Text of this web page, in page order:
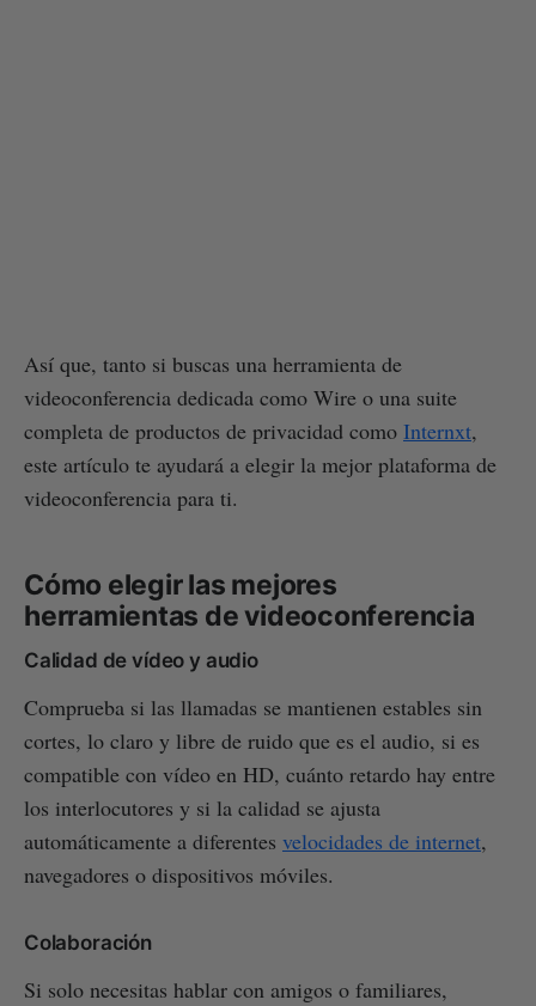
Así que, tanto si buscas una herramienta de
videoconferencia dedicada como Wire o una suite
completa de productos de privacidad como Internxt,
este artículo te ayudará a elegir la mejor plataforma de
videoconferencia para ti.
Cómo elegir las mejores
herramientas de videoconferencia
Calidad de vídeo y audio
Comprueba si las llamadas se mantienen estables sin
cortes, lo claro y libre de ruido que es el audio, si es
compatible con vídeo en HD, cuánto retardo hay entre
los interlocutores y si la calidad se ajusta
automáticamente a diferentes velocidades de internet,
navegadores o dispositivos móviles.
Colaboración
Si solo necesitas hablar con amigos o familiares,